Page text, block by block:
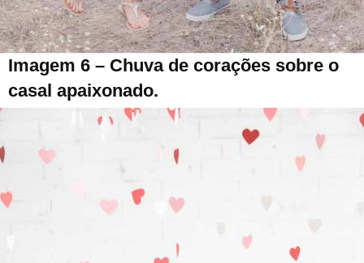
Imagem 6 – Chuva de corações sobre o
casal apaixonado.